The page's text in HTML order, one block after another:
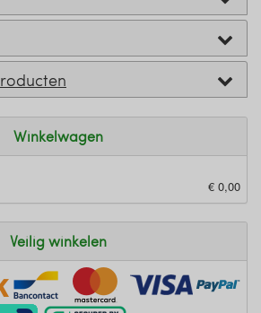
Winkelwagen
€ 0,00
Veilig winkelen